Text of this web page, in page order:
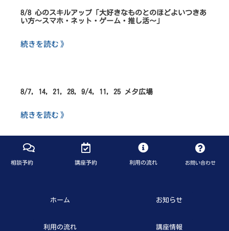
8/8 心のスキルアップ「大好きなものとのほどよいつきあ
い方～スマホ・ネット・ゲーム・推し活～」
続きを読む 》
8/7, 14, 21, 28, 9/4, 11, 25 メタ広場
続きを読む 》
相談予約 講座予約 利用の流れ お問い合わせ
ホーム お知らせ
利用の流れ 講座情報